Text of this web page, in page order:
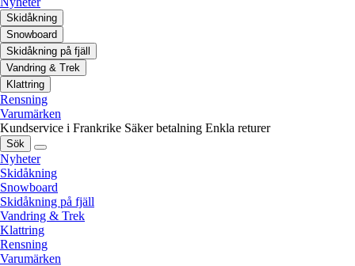
Skidåkning
Snowboard
Skidåkning på fjäll
Vandring & Trek
Klattring
Rensning
Varumärken
Kundservice i Frankrike Säker betalning Enkla returer
Sök
Nyheter
Skidåkning
Snowboard
Skidåkning på fjäll
Vandring & Trek
Klattring
Rensning
Varumärken